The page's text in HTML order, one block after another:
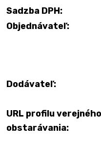
Sadzba DPH:
Objednávateľ:
Dodávateľ:
URL profilu verejného
obstarávania: